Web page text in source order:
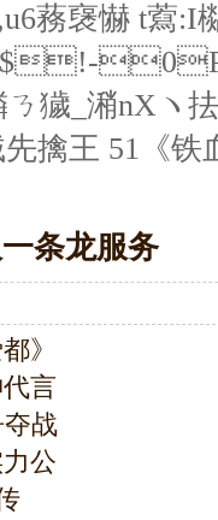
蓩襃懗 t藛:I
ㄋ獩_潲nX
擒王 51《铁
条龙服务
》
言
战
公